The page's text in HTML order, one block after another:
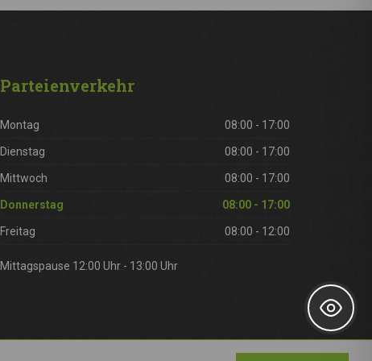
Parteienverkehr
Montag 08:00 - 17:00
Dienstag 08:00 - 17:00
Mittwoch 08:00 - 17:00
Donnerstag 08:00 - 17:00
Freitag 08:00 - 12:00
Mittagspause 12:00 Uhr - 13:00 Uhr